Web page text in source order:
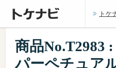
トケ
商品No.T2983
パーペチュア